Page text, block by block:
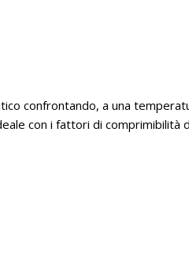
confrontando, a una
con i fattori di comprimibilità